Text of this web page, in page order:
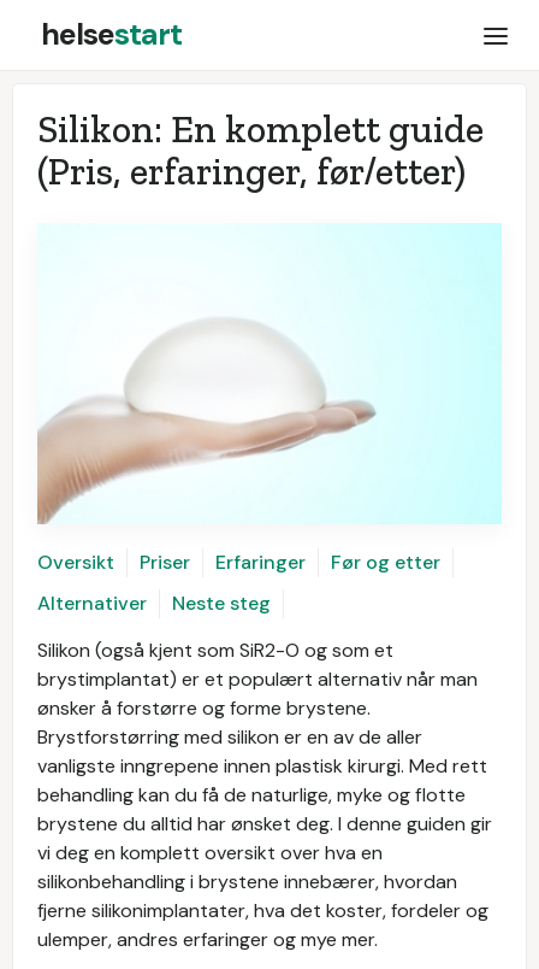
helsestart
Silikon: En komplett guide
(Pris, erfaringer, før/etter)
Oversikt Priser Erfaringer
Før og etter
Alternativer
Neste steg
Silikon (også kjent som SiR2-O og som et
brystimplantat) er et populært alternativ når man
ønsker å forstørre og forme brystene.
Brystforstørring med silikon er en av de aller
vanligste inngrepene innen plastisk kirurgi. Med rett
behandling kan du få de naturlige, myke og flotte
brystene du alltid har ønsket deg. I denne guiden gir
vi deg en komplett oversikt over hva en
silikonbehandling i brystene innebærer, hvordan
fjerne silikonimplantater, hva det koster, fordeler og
ulemper, andres erfaringer og mye mer.